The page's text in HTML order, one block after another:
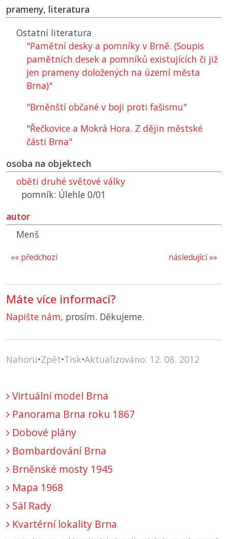
prameny, literatura
Ostatní literatura
"Pamětní desky a pomníky v Brně. (Soupis
pamětních desek a pomníků existujících či již
jen prameny doložených na území města
Brna)"
"Brněnští občané v boji proti fašismu"
"Řečkovice a Mokrá Hora. Z dějin městské
části Brna"
osoba na objektech
oběti druhé světové války
pomník: Úlehle 0/01
autor
Menš
následující »»
«« předchozí
Máte více informací?
Napište nám, prosím. Děkujeme.
Nahoru•Zpět•Tisk•Aktualizováno: 12. 08. 2012
Virtuální model Brna
Panorama Brna roku 1867
Dobové plány
Bombardování Brna
Brněnské mosty 1945
Mapa 1968
Sál Rady
Kvartérní lokality Brna